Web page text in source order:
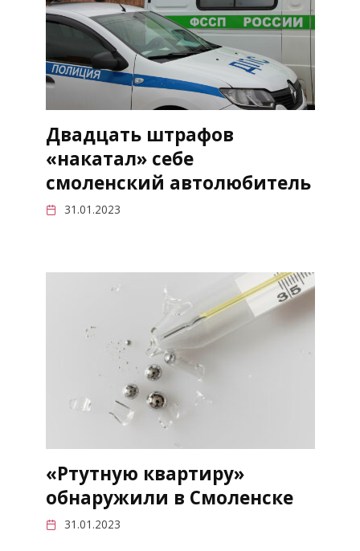
Двадцать штрафов
«накатал» себе
смоленский автолюбитель
31.01.2023
«Ртутную квартиру»
обнаружили в Смоленске
31.01.2023